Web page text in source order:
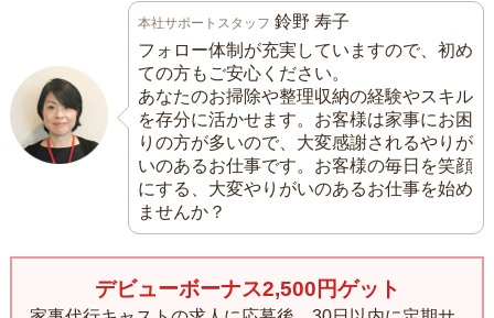
本社サポートスタッフ 鈴野 寿子
フォロー体制が充実していますので、初め
ての方もご安心ください。
あなたのお掃除や整理収納の経験やスキル
を存分に活かせます。お客様は家事にお困
りの方が多いので、大変感謝されるやりが
いのあるお仕事です。お客様の毎日を笑顔
にする、大変やりがいのあるお仕事を始め
ませんか？
デビューボーナス2,500円ゲット